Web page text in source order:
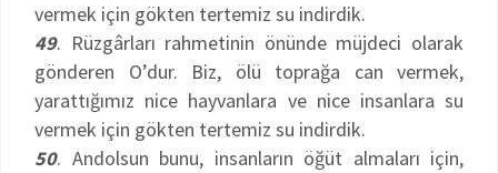
vermek için gökten tertemiz su indirdik.
49. Rüzgârları rahmetinin önünde müjdeci olarak
gönderen O’dur. Biz, ölü toprağa can vermek,
yarattığımız nice hayvanlara ve nice insanlara su
vermek için gökten tertemiz su indirdik.
50. Andolsun bunu, insanların öğüt almaları için,